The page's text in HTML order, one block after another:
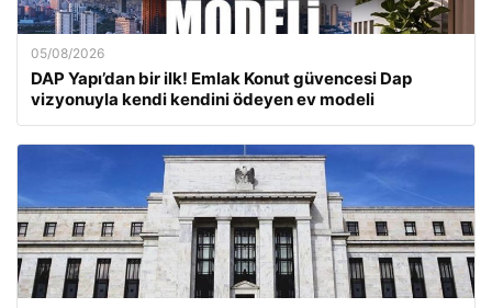
05/08/2026
DAP Yapı’dan bir ilk! Emlak Konut güvencesi Dap
vizyonuyla kendi kendini ödeyen ev modeli